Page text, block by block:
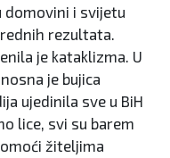
domovini i svijetu
rezultata.
je kataklizma. U
je bujica
ujedinila sve u BiH
lice, svi su barem
žiteljima